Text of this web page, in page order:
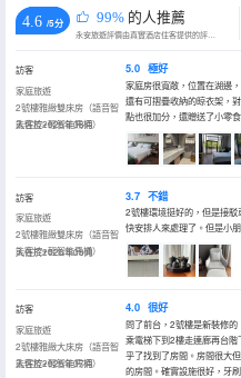
4.6 /5分 99% 的人推薦
永安旅遊評價由真實酒店住客提供的評價。
訪客
家庭旅遊
2號樓雅緻雙床房（語音智
能客控+輕智能馬桶）
入住於2026年08月
5.0 極好
家庭房很寬敞，位置在湖邊
還有可摺疊收納的晾衣架，
點也很加分，還贈送了小零
訪客
家庭旅遊
2號樓雅緻雙床房（語音智
能客控+輕智能馬桶）
入住於2026年08月
3.7 不錯
2號樓環境挺好的，但是接
快安排人來處理了。但是小
訪客
家庭旅遊
2號樓雅緻大床房（語音智
能客控+輕智能馬桶）
入住於2026年07月
4.0 很好
問了前台，2號樓是新裝修
乘電梯下到2樓走連廊再台
乎了找到了房間。房間很大
的房間。確實設施很好，牙